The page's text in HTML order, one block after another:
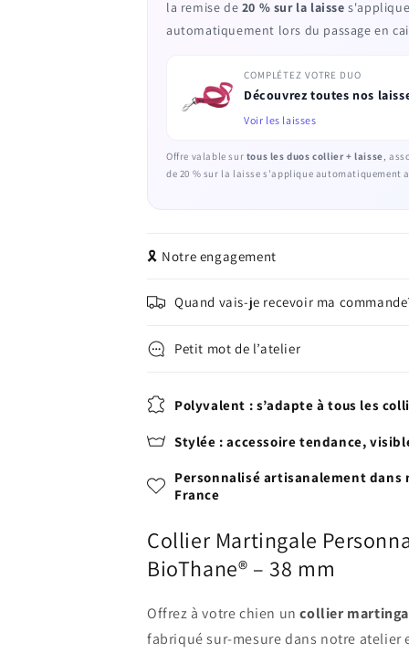
la remise de 20 % sur la laisse
automatiquement lors du passage en
COMPLÉTEZ VOTRE DUO
Découvrez toutes nos
Voir les laisses
Offre valable sur tous les duos collier + laisse,
de 20 % sur la laisse s'applique automatiquement
🎗️ Notre engagement
Quand vais-je recevoir ma
Petit mot de l’atelier
Polyvalent : s’adapte à tous les
Stylée : accessoire tendance,
Personnalisé artisanalement dans
France
Collier Martingale
BioThane® – 38 mm
Offrez à votre chien uncollier
fabriqué sur-mesure dans notre